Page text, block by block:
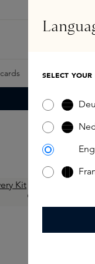
Samples
EX
SELECT